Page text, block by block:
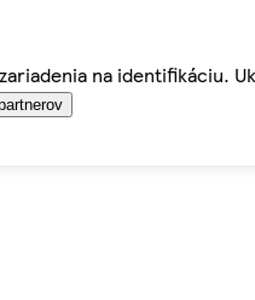
na identifikáciu.